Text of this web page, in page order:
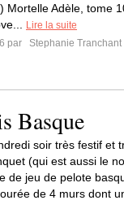
Mortelle Adèle, tome
Lire la suite
par
Stephanie Tranchant
Basque
soir très festif et
(qui est aussi le
de jeu de pelote
de 4 murs dont